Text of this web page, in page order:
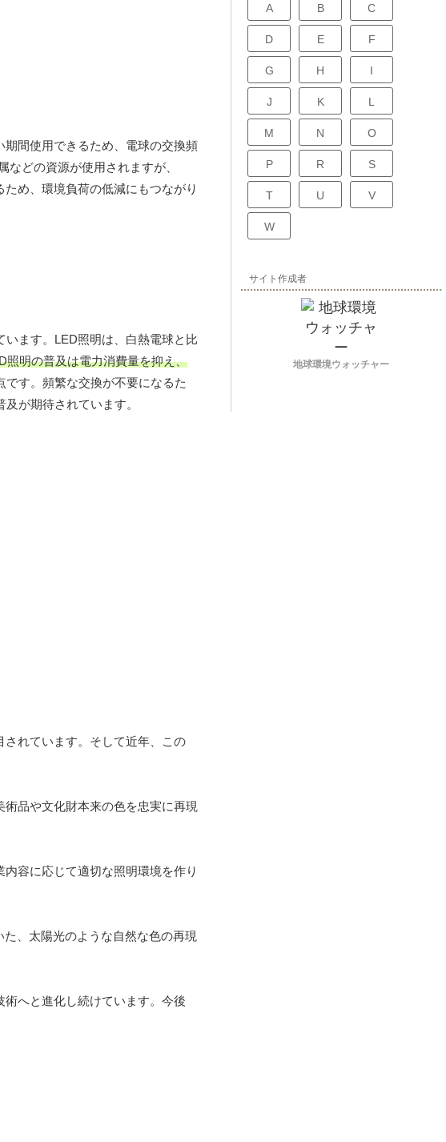
間使用できるため、電球の交換頻
などの資源が使用されますが、
め、環境負荷の低減にもつながり
います。LED照明は、白熱電球と比
照明の普及は電力消費量を抑え、
す。頻繁な交換が不要になるた
が期待されています。
れています。そして近年、この
品や文化財本来の色を忠実に再現
容に応じて適切な照明環境を作り
、太陽光のような自然な色の再現
へと進化し続けています。今後
A B C
D E F
G H I
J K L
M N O
P R S
T U V
W
サイト作成者
地球環境ウォッチャー